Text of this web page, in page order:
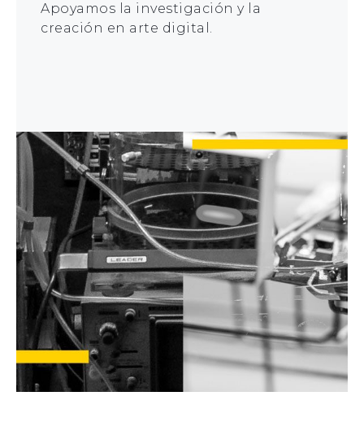
Apoyamos la investigación y la
creación en arte digital.